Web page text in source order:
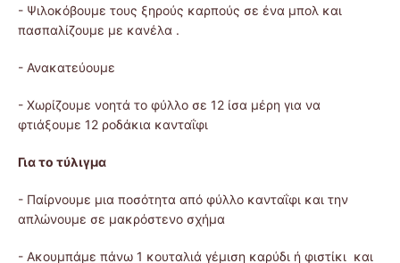
- Ψιλοκόβουμε τους ξηρούς καρπούς σε ένα μπολ και
πασπαλίζουμε με κανέλα .
- Ανακατεύουμε
- Χωρίζουμε νοητά το φύλλο σε 12 ίσα μέρη για να
φτιάξουμε 12 ροδάκια κανταΐφι
Για το τύλιγμα
- Παίρνουμε μια ποσότητα από φύλλο κανταΐφι και την
απλώνουμε σε μακρόστενο σχήμα
- Ακουμπάμε πάνω 1 κουταλιά γέμιση καρύδι ή φιστίκι και